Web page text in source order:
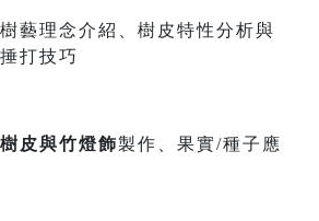
藝理念介紹、樹皮特性分析與
打技巧
樹皮與竹燈飾製作、果實/種子應